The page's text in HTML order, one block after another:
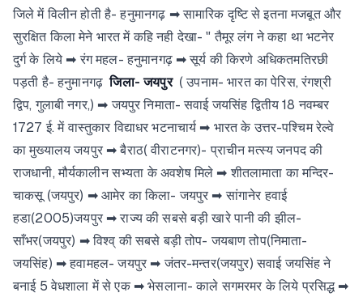
जिले में विलीन होती है- हनुमानगढ़ ➡ सामारिक दृष्टि से इतना मजबूत और
सुरक्षित किला मेने भारत में कहि नही देखा- " तैमूर लंग ने कहा था भटनेर
दुर्ग के लिये ➡ रंग महल- हनुमानगढ़ ➡ सूर्य की किरणे अधिकतमतिरछी
पड़ती है- हनुमानगढ़ जिला- जयपुर ( उपनाम- भारत का पेरिस, रंगश्री
द्विप, गुलाबी नगर,) ➡ जयपुर निमाता- सवाई जयसिंह द्वितीय 18 नवम्बर
1727 ई. में वास्तुकार विद्याधर भटनाचार्य ➡ भारत के उत्तर-पश्चिम रेल्वे
का मुख्यालय जयपुर ➡ बैराठ( वीराटनगर)- प्राचीन मत्स्य जनपद की
राजधानी, मौर्यकालीन सभ्यता के अवशेष मिले ➡ शीतलामाता का मन्दिर-
चाकसू (जयपुर) ➡ आमेर का किला- जयपुर ➡ सांगानेर हवाई
हडा(2005)जयपुर ➡ राज्य की सबसे बड़ी खारे पानी की झील-
साँभर(जयपुर) ➡ विश्व् की सबसे बड़ी तोप- जयबाण तोप(निमाता-
जयसिंह) ➡ हवामहल- जयपुर ➡ जंतर-मन्तर(जयपुर) सवाई जयसिंह ने
बनाई 5 वेधशाला में से एक ➡ भेसलाना- काले सगमरमर के लिये प्रसिद्ध ➡